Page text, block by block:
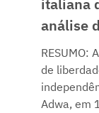
italiana
análise
RESUMO:
de
Adwa, em